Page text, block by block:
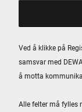
Alle felter må fylles
Ved å klikke på
samsvar med
å motta